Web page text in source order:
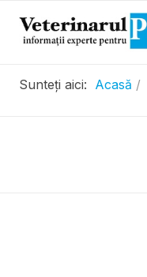
Sunteți aici: Acasă